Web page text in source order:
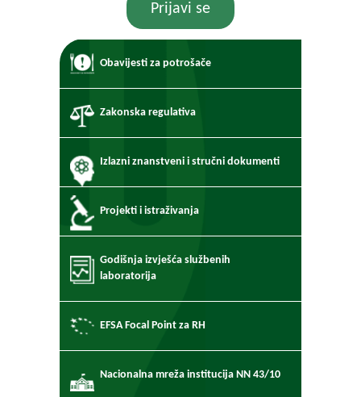
Prijavi se
Obavijesti za potrošače
Zakonska regulativa
Izlazni znanstveni i stručni dokumenti
Projekti i istraživanja
Godišnja izvješća službenih
laboratorija
EFSA Focal Point za RH
Nacionalna mreža institucija NN 43/10